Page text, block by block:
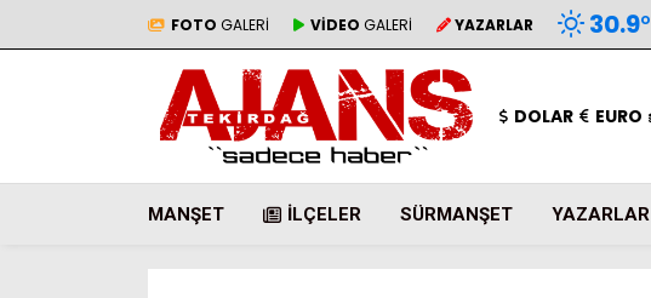
FOTO GALERİ VİDEO GALERİ YAZARLAR 30.9°
DOLAR EURO
MANŞET İLÇELER SÜRMANŞET YAZARLAR